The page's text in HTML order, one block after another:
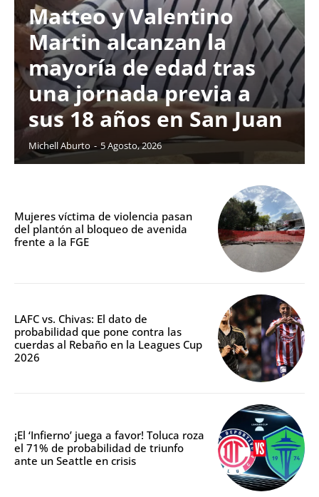
Matteo y Valentino
Martin alcanzan la
mayoría de edad tras
una jornada previa a
sus 18 años en San Juan
Michell Aburto - 5 Agosto, 2026
Mujeres víctima de violencia pasan
del plantón al bloqueo de avenida
frente a la FGE
LAFC vs. Chivas: El dato de
probabilidad que pone contra las
cuerdas al Rebaño en la Leagues Cup
2026
¡El ‘Infierno’ juega a favor! Toluca roza
el 71% de probabilidad de triunfo
ante un Seattle en crisis